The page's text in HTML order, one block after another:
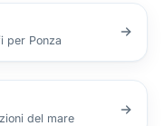
per Ponza
del mare